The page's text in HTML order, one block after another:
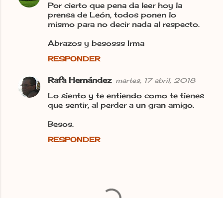
Por cierto que pena da leer hoy la
prensa de León, todos ponen lo
mismo para no decir nada al respecto.
Abrazos y besosss Irma
RESPONDER
Rafa Hernández martes, 17 abril, 2018
Lo siento y te entiendo como te tienes
que sentir, al perder a un gran amigo.
Besos.
RESPONDER